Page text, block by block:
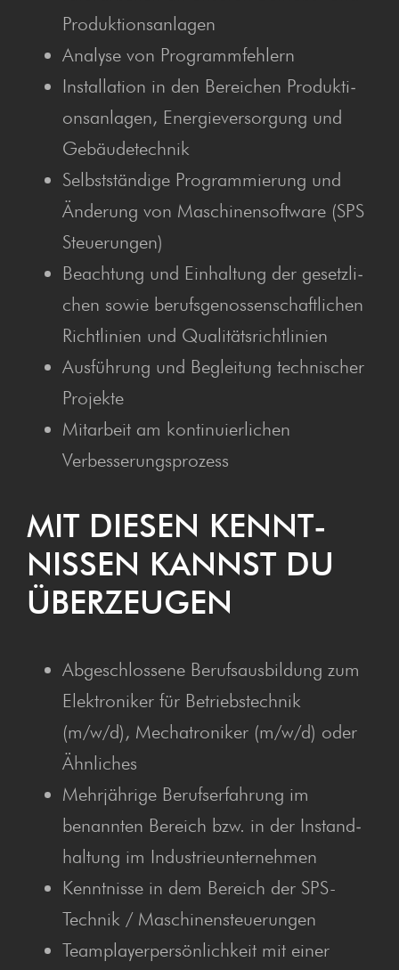
Produktionsanlagen
Ana­ly­se von Programmfehlern
Instal­la­ti­on in den Berei­chen Pro­duk­ti­
ons­an­la­gen, Ener­gie­ver­sor­gung und
Gebäudetechnik
Selbst­stän­di­ge Pro­gram­mie­rung und
Ände­rung von Maschi­nen­soft­ware (SPS
Steuerungen)
Beach­tung und Ein­hal­tung der gesetz­li­
chen sowie berufs­ge­nos­sen­schaft­li­chen
Richt­li­ni­en und Qualitätsrichtlinien
Aus­füh­rung und Beglei­tung tech­ni­scher
Projekte
Mit­ar­beit am kon­ti­nu­ier­li­chen
Verbesserungsprozess
MIT DIE­SEN KENNT­
NIS­SEN KANNST DU
ÜBERZEUGEN
Abge­schlos­se­ne Berufs­aus­bil­dung zum
Elek­tro­ni­ker für Betriebs­tech­nik
(m/w/d), Mecha­tro­ni­ker (m/w/d) oder
Ähnliches
Mehr­jäh­ri­ge Berufs­er­fah­rung im
benann­ten Bereich bzw. in der Instand­
hal­tung im Industrieunternehmen
Kennt­nis­se in dem Bereich der SPS-
Tech­nik / Maschinensteuerungen
Team­play­er­per­sön­lich­keit mit einer